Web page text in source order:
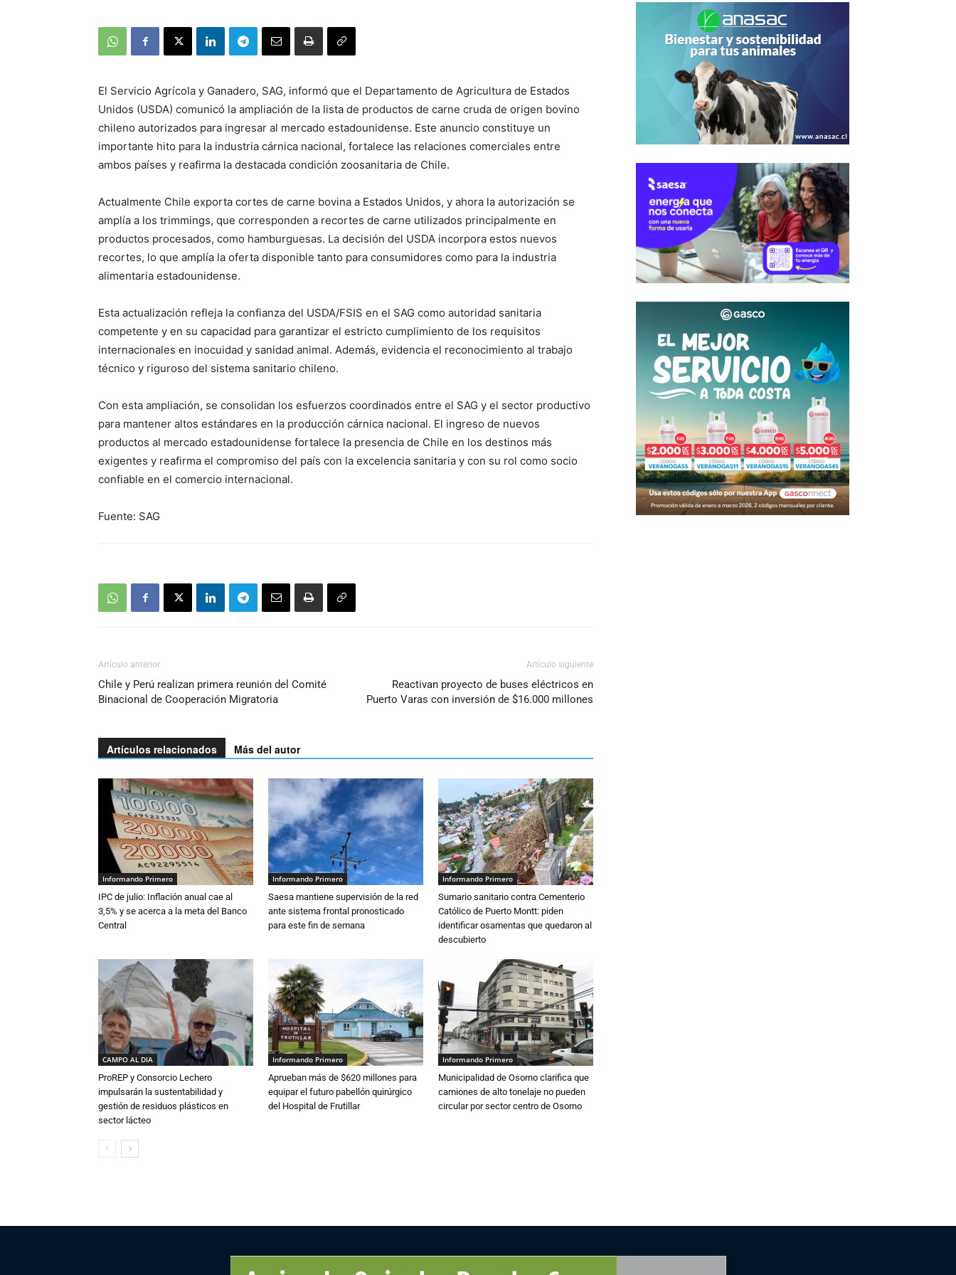
El Servicio Agrícola y Ganadero, SAG, informó que el Departamento de Agricultura de Estados
Unidos (USDA) comunicó la ampliación de la lista de productos de carne cruda de origen bovino
chileno autorizados para ingresar al mercado estadounidense. Este anuncio constituye un
importante hito para la industria cárnica nacional, fortalece las relaciones comerciales entre
ambos países y reafirma la destacada condición zoosanitaria de Chile.
Actualmente Chile exporta cortes de carne bovina a Estados Unidos, y ahora la autorización se
amplía a los trimmings, que corresponden a recortes de carne utilizados principalmente en
productos procesados, como hamburguesas. La decisión del USDA incorpora estos nuevos
recortes, lo que amplía la oferta disponible tanto para consumidores como para la industria
alimentaria estadounidense.
Esta actualización refleja la confianza del USDA/FSIS en el SAG como autoridad sanitaria
competente y en su capacidad para garantizar el estricto cumplimiento de los requisitos
internacionales en inocuidad y sanidad animal. Además, evidencia el reconocimiento al trabajo
técnico y riguroso del sistema sanitario chileno.
Con esta ampliación, se consolidan los esfuerzos coordinados entre el SAG y el sector productivo
para mantener altos estándares en la producción cárnica nacional. El ingreso de nuevos
productos al mercado estadounidense fortalece la presencia de Chile en los destinos más
exigentes y reafirma el compromiso del país con la excelencia sanitaria y con su rol como socio
confiable en el comercio internacional.
Fuente: SAG
Artículo anterior
Chile y Perú realizan primera reunión del Comité
Binacional de Cooperación Migratoria
Artículo siguiente
Reactivan proyecto de buses eléctricos en
Puerto Varas con inversión de $16.000 millones
Artículos relacionados Más del autor
Informando Primero
IPC de julio: Inflación anual cae al
3,5% y se acerca a la meta del Banco
Central
Informando Primero
Saesa mantiene supervisión de la red
ante sistema frontal pronosticado
para este fin de semana
Informando Primero
Sumario sanitario contra Cementerio
Católico de Puerto Montt: piden
identificar osamentas que quedaron al
descubierto
CAMPO AL DIA
ProREP y Consorcio Lechero
impulsarán la sustentabilidad y
gestión de residuos plásticos en
sector lácteo
Informando Primero
Aprueban más de $620 millones para
equipar el futuro pabellón quirúrgico
del Hospital de Frutillar
Informando Primero
Municipalidad de Osorno clarifica que
camiones de alto tonelaje no pueden
circular por sector centro de Osorno